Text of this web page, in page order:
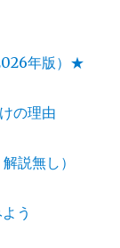
年版）★
の理由
説無し）
よう